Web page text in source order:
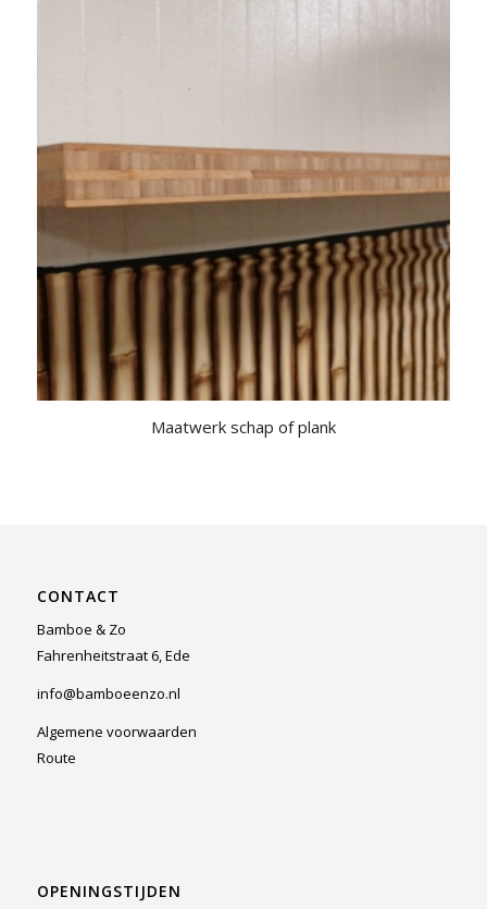
Maatwerk schap of plank
CONTACT
Bamboe & Zo
Fahrenheitstraat 6, Ede
info@bamboeenzo.nl
Algemene voorwaarden
Route
OPENINGSTIJDEN